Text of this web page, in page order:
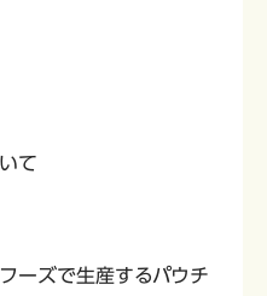
て
ーズで生産するパウチ